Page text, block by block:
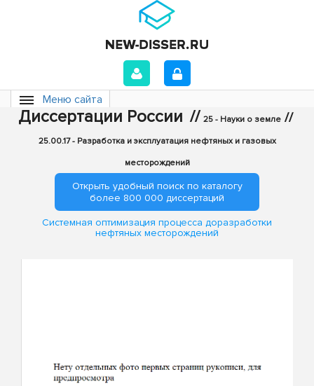
Меню сайта
Диссертации России // 25 - Науки о земле //
25.00.17 - Разработка и эксплуатация нефтяных и газовых
месторождений
Открыть удобный поиск по каталогу
более 800 000 диссертаций
Системная оптимизация процесса доразработки
нефтяных месторождений